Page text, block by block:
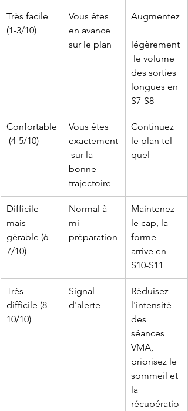
Très facile
(1-3/10)
Vous êtes
en avance
sur le plan
Augmentez
légèrement
le volume
des sorties
longues en
S7-S8
Confortable
(4-5/10)
Vous êtes
exactement
sur la
bonne
trajectoire
Continuez
le plan tel
quel
Difficile
mais
gérable (6-
7/10)
Normal à
mi-
préparation
Maintenez
le cap, la
forme
arrive en
S10-S11
Très
difficile (8-
10/10)
Signal
d'alerte
Réduisez
l'intensité
des
séances
VMA,
priorisez le
sommeil et
la
récupératio